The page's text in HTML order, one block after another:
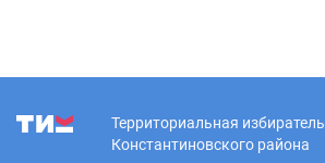
Территориальная
Константиновского района